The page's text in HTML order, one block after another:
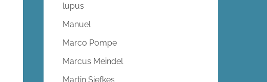
lupus
Manuel
Marco Pompe
Marcus Meindel
Martin Siefkes